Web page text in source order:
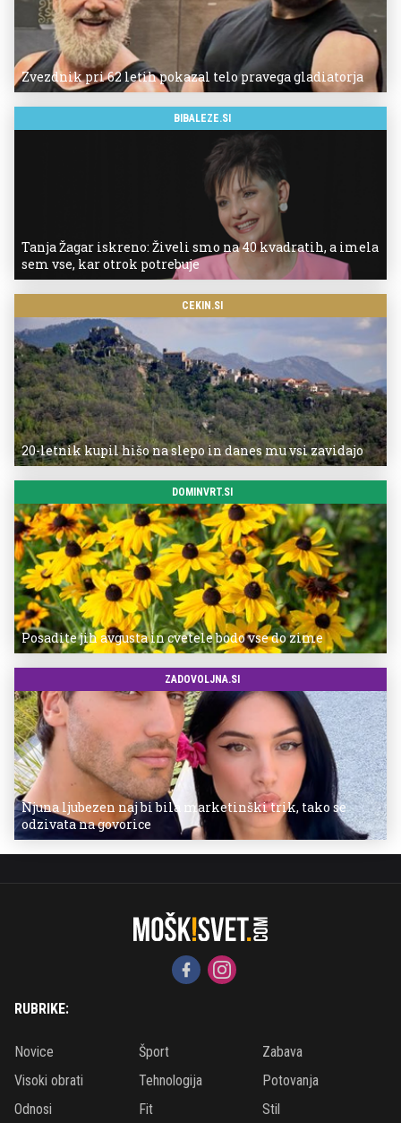
Zvezdnik pri 62 letih pokazal telo pravega gladiatorja
BIBALEZE.SI
Tanja Žagar iskreno: Živeli smo na 40 kvadratih, a imela
sem vse, kar otrok potrebuje
CEKIN.SI
20-letnik kupil hišo na slepo in danes mu vsi zavidajo
DOMINVRT.SI
Posadite jih avgusta in cvetele bodo vse do zime
ZADOVOLJNA.SI
Njuna ljubezen naj bi bila marketinški trik, tako se
odzivata na govorice
RUBRIKE:
Novice Šport
Zabava
Visoki obrati
Tehnologija
Potovanja
Odnosi
Fit Stil